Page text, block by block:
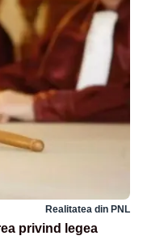
Realitatea din PNL
privind legea